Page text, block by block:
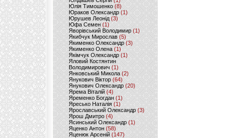
Юлія Тимошенко (8)
Юраков Олександр (1)
Юрушев Леонід (3)
Юфа Семен (1)
Яворівський Володимир (1)
Якибчук Мирослав (5)
Якименко Олександр (3)
Якименко Олена(1)
Якімчук Олександр (1)
Яловий Костянтин
Володимирович (1)
Янковський Микола(2)
Янукович Віктор (64)
Янукович Олександр(20)
Ярема Віталій(4)
Яременко Богдан(1)
Яресько Наталія(1)
Ярославський Олександр (3)
Ярош Дмитро (4)
Ясинський Олександр (1)
Яценко Антон(58)
Яценюк Арсеній (147)